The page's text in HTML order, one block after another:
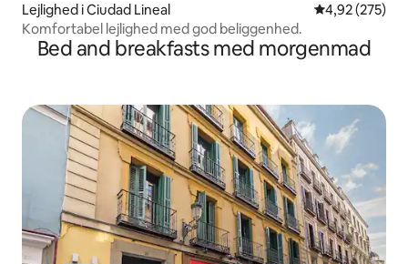
Lejlighed i Ciudad Lineal 4,92 ud af 5 i
4,92 (275)
Komfortabel lejlighed med god beliggenhed.
Bed and breakfasts med morgenmad